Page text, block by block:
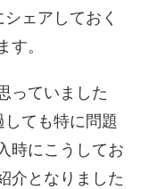
ェアしておく
。
っていました
ても特に問題
時にこうしてお
介となりました